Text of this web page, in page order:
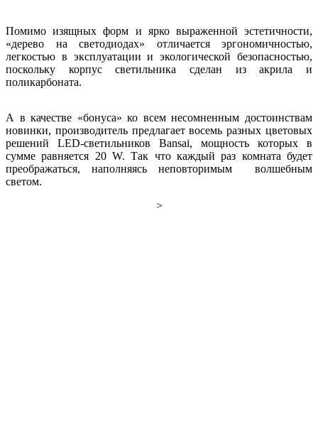
Помимо изящных форм и ярко выраженной эстетичности,
«дерево на светодиодах» отличается эргономичностью,
легкостью в эксплуатации и экологической безопасностью,
поскольку корпус светильника сделан из акрила и
поликарбоната.
А в качестве «бонуса» ко всем несомненным достоинствам
новинки, производитель предлагает восемь разных цветовых
решений LED-светильников Bansai, мощность которых в
сумме равняется 20 W. Так что каждый раз комната будет
преображаться, наполняясь неповторимым волшебным
светом.
>